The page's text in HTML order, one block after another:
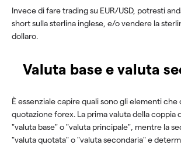
Invece di fare trading su EUR/USD, potresti
short sulla sterlina inglese, e/o vendere la
dollaro.
Valuta base e valuta
È essenziale capire quali sono gli elementi
quotazione forex. La prima valuta della coppia
"valuta base" o "valuta principale", mentre la
"valuta quotata" o "valuta secondaria" e